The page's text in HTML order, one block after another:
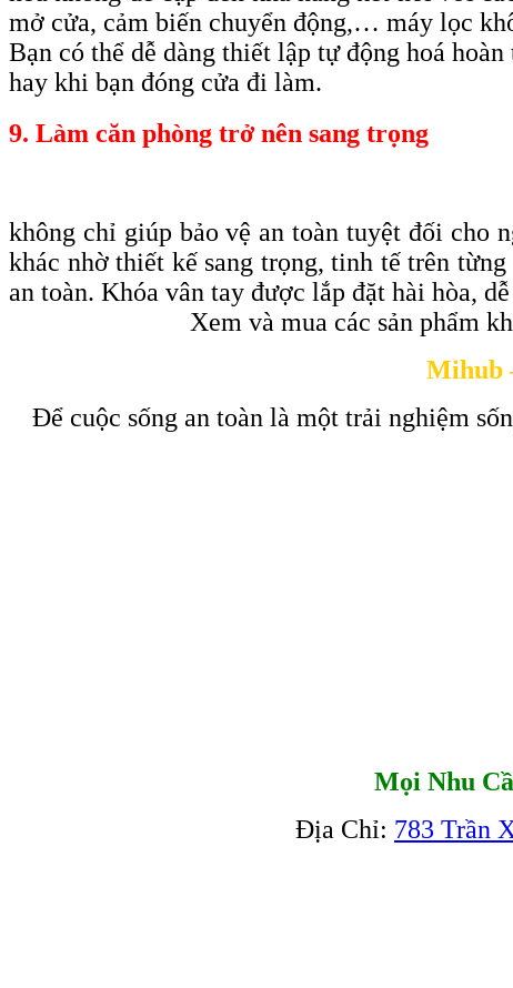
mở cửa, cảm biến chuyển động,… máy lọc
Bạn có thể dễ dàng thiết lập tự động hoá
hay khi bạn đóng cửa đi làm.
9. Làm căn phòng trở nên sang trọng
không chỉ giúp bảo vệ an toàn tuyệt đối cho
khác nhờ thiết kế sang trọng, tinh tế trên
an toàn. Khóa vân tay được lắp đặt hài hòa,
Xem và mua các sản phẩm
Mihub
Để cuộc sống an toàn là một trải nghiệm
Mọi Nhu
Địa Chỉ: 783 Trần